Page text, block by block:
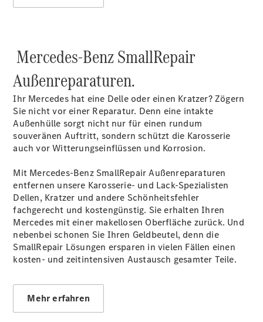
Vito
Kastenwagen
eVito
Kastenwagen
- elektrisch
Vito Mixto
Vito Tourer
Tourer -
elektrisch
Citan
Citan
Kastenwagen
eCitan
Mercedes-Benz SmallRepair
Außenreparaturen.
Ihr Mercedes hat eine Delle oder einen Kratzer? Zögern
Sie nicht vor einer Reparatur. Denn eine intakte
Außenhülle sorgt nicht nur für einen rundum
souveränen Auftritt, sondern schützt die Karosserie
auch vor Witterungseinflüssen und Korrosion.
Mit Mercedes-Benz SmallRepair Außenreparaturen
entfernen unsere Karosserie- und Lack-Spezialisten
Dellen, Kratzer und andere Schönheitsfehler
fachgerecht und kostengünstig. Sie erhalten Ihren
Mercedes mit einer makellosen Oberfläche zurück. Und
nebenbei schonen Sie Ihren Geldbeutel, denn die
SmallRepair Lösungen ersparen in vielen Fällen einen
kosten- und zeitintensiven Austausch gesamter Teile.
Mehr erfahren